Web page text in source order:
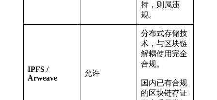
持，则属违
规。
IPFS /
Arweave
允许
分布式存储技
术，与区块链
解耦使用完全
合规。
国内已有合规
的区块链存证